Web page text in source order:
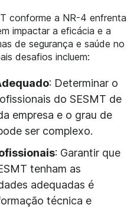
conforme a NR-4 enfrenta
impactar a eficácia e a
de segurança e saúde no
desafios incluem:
: Determinar o
do SESMT de
empresa e o grau de
ser complexo.
: Garantir que
tenham as
adequadas é
técnica e